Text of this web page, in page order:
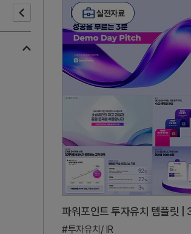
filter
실전자료
#투자유치/ IR